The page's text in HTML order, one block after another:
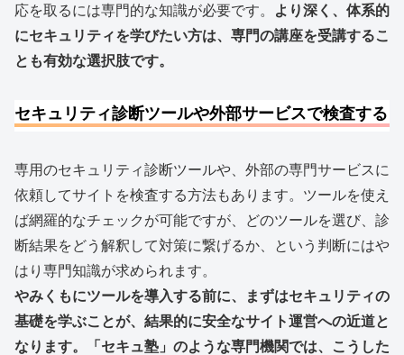
応を取るには専門的な知識が必要です。
より深く、体系的
にセキュリティを学びたい方は、専門の講座を受講するこ
とも有効な選択肢です。
セキュリティ診断ツールや外部サービスで検査する
専用のセキュリティ診断ツールや、外部の専門サービスに
依頼してサイトを検査する方法もあります。ツールを使え
ば網羅的なチェックが可能ですが、どのツールを選び、診
断結果をどう解釈して対策に繋げるか、という判断にはや
はり専門知識が求められます。
やみくもにツールを導入する前に、まずはセキュリティの
基礎を学ぶことが、結果的に安全なサイト運営への近道と
なります。「セキュ塾」のような専門機関では、こうした